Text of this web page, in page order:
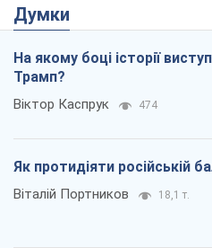
Думки
На якому боці історії
Трамп?
Віктор Каспрук 474
Як протидіяти російській
Віталій Портников 18,1 т.